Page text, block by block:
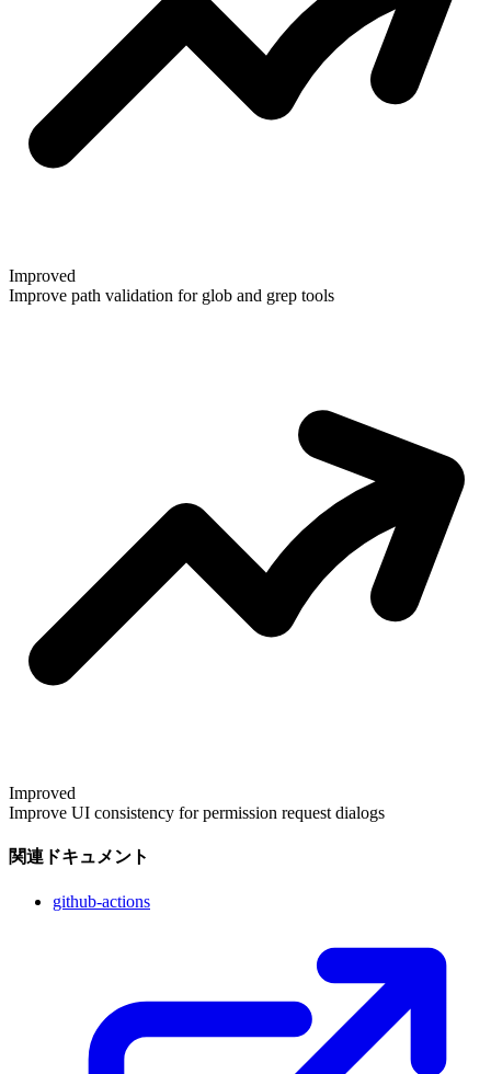
Improved
Improve path validation for glob and grep tools
Improved
Improve UI consistency for permission request dialogs
関連ドキュメント
github-actions